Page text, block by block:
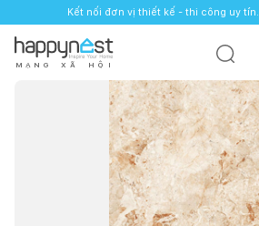
Kết nối đơn vị thiết kế - thi công uy tín.
M Ạ N G X Ã H Ộ I